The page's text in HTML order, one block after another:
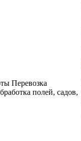
Перевозка
полей, садов,